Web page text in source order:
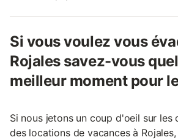
Si vous voulez vous
Rojales savez-vous
meilleur moment pour
Si nous jetons un coup d'oeil sur les
des locations de vacances à